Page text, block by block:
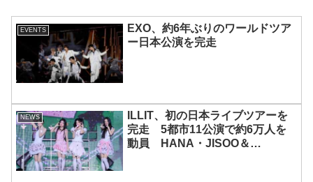
EVENTS
EXO、約6年ぶりのワールドツア
ー日本公演を完走
NEWS
ILLIT、初の日本ライブツアーを
完走 5都市11公演で約6万人を
動員 HANA・JISOO＆